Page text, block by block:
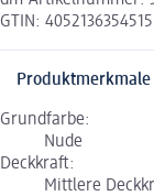
GTIN: 4052136354515
Produktmerkmale
Grundfarbe:
Nude
Deckkraft:
Mittlere